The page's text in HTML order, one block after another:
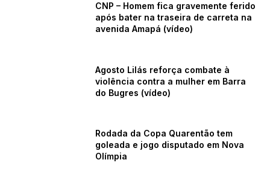
CNP – Homem fica gravemente ferido
após bater na traseira de carreta na
avenida Amapá (vídeo)
Agosto Lilás reforça combate à
violência contra a mulher em Barra
do Bugres (vídeo)
Rodada da Copa Quarentão tem
goleada e jogo disputado em Nova
Olímpia